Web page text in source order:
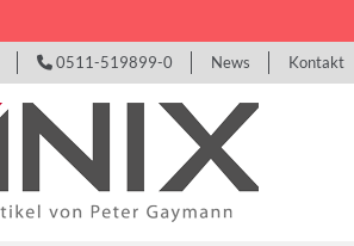
0511-519899-0 News Kontakt